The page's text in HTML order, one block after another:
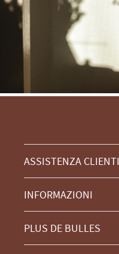
ASSISTENZA CLIENTI
INFORMAZIONI
PLUS DE BULLES